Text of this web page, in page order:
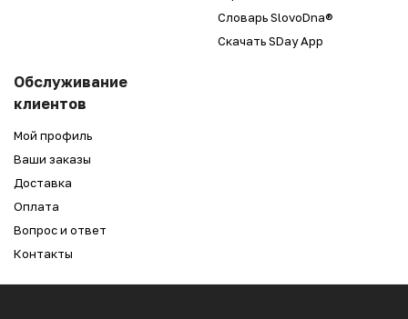
Словарь SlovoDna®
Скачать SDay App
Обслуживание
клиентов
Мой профиль
Ваши заказы
Доставка
Оплата
Вопрос и ответ
Контакты